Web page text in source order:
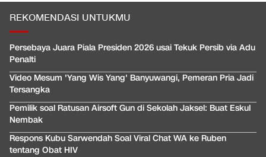
REKOMENDASI UNTUKMU
Persebaya Juara Piala Presiden 2026 usai Tekuk Persib via Adu
Penalti
Video Mesum 'Yang Wis Yang' Banyuwangi, Pemeran Pria Jadi
Tersangka
Pemilik soal Ratusan Airsoft Gun di Sekolah Jaksel: Buat Eskul
Nembak
Respons Kubu Sarwendah Soal Viral Chat WA ke Ruben
tentang Obat HIV